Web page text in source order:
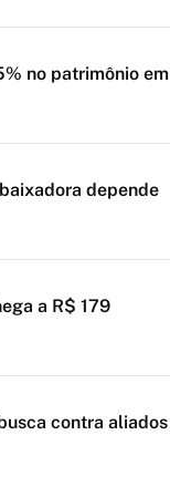
no patrimônio em
depende
a R$ 179
contra aliados